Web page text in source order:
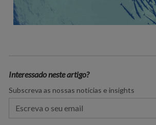
Interessado neste artigo?
Subscreva as nossas notícias e insights